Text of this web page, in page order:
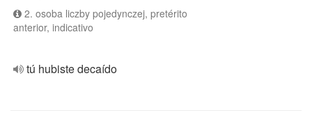
2. osoba liczby pojedynczej, pretérito
anterior, indicativo
tú hubiste decaído